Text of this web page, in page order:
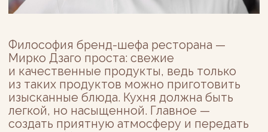
УСЛУГИ СПА-
КОМПЛЕКСА